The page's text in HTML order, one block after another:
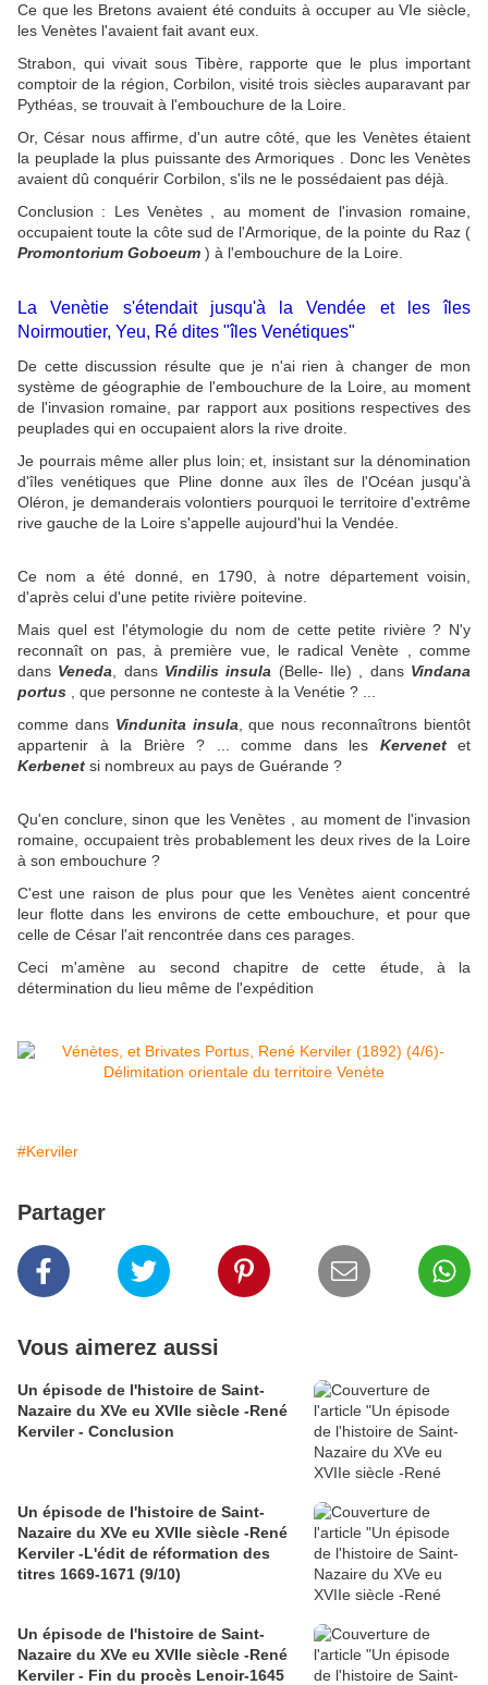
Ce que les Bretons avaient été conduits à occuper au VIe siècle,
les Venètes l'avaient fait avant eux.
Strabon, qui vivait sous Tibère, rapporte que le plus important
comptoir de la région, Corbilon, visité trois siècles auparavant par
Pythéas, se trouvait à l'embouchure de la Loire.
Or, César nous affirme, d'un autre côté, que les Venètes étaient
la peuplade la plus puissante des Armoriques . Donc les Venètes
avaient dû conquérir Corbilon, s'ils ne le possédaient pas déjà.
Conclusion : Les Venètes , au moment de l'invasion romaine,
occupaient toute la côte sud de l'Armorique, de la pointe du Raz (
Promontorium Goboeum ) à l'embouchure de la Loire.
La Venètie s'étendait jusqu'à la Vendée et les îles
Noirmoutier, Yeu, Ré dites "îles Venétiques"
De cette discussion résulte que je n'ai rien à changer de mon
système de géographie de l'embouchure de la Loire, au moment
de l'invasion romaine, par rapport aux positions respectives des
peuplades qui en occupaient alors la rive droite.
Je pourrais même aller plus loin; et, insistant sur la dénomination
d'îles venétiques que Pline donne aux îles de l'Océan jusqu'à
Oléron, je demanderais volontiers pourquoi le territoire d'extrême
rive gauche de la Loire s'appelle aujourd'hui la Vendée.
Ce nom a été donné, en 1790, à notre département voisin,
d'après celui d'une petite rivière poitevine.
Mais quel est l'étymologie du nom de cette petite rivière ? N'y
reconnaît on pas, à première vue, le radical Venète , comme
dans Veneda , dans Vindilis insula (Belle- Ile) , dans Vindana
portus , que personne ne conteste à la Venétie ? ...
comme dans Vindunita insula , que nous reconnaîtrons bientôt
appartenir à la Brière ? ... comme dans les Kervenet et
Kerbenet si nombreux au pays de Guérande ?
Qu'en conclure, sinon que les Venètes , au moment de l'invasion
romaine, occupaient très probablement les deux rives de la Loire
à son embouchure ?
C'est une raison de plus pour que les Venètes aient concentré
leur flotte dans les environs de cette embouchure, et pour que
celle de César l'ait rencontrée dans ces parages.
Ceci m'amène au second chapitre de cette étude, à la
détermination du lieu même de l'expédition
#Kerviler
Partager
Vous aimerez aussi
Un épisode de l'histoire de Saint-
Nazaire du XVe eu XVIIe siècle -René
Kerviler - Conclusion
Un épisode de l'histoire de Saint-
Nazaire du XVe eu XVIIe siècle -René
Kerviler -L'édit de réformation des
titres 1669-1671 (9/10)
Un épisode de l'histoire de Saint-
Nazaire du XVe eu XVIIe siècle -René
Kerviler - Fin du procès Lenoir-1645